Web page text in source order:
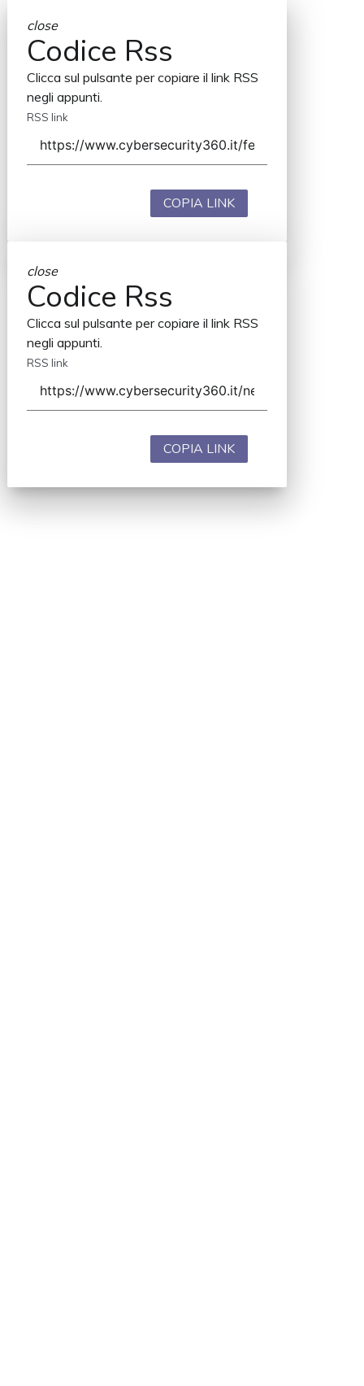
close
Codice Rss
Clicca sul pulsante per copiare il link RSS
negli appunti.
RSS link
COPIA LINK
close
Codice Rss
Clicca sul pulsante per copiare il link RSS
negli appunti.
RSS link
COPIA LINK